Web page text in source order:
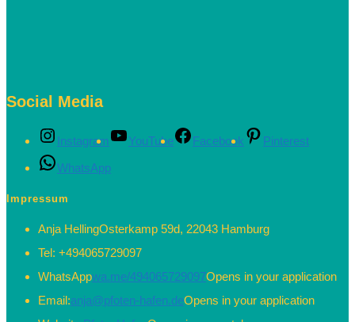
Social Media
Instagram YouTube Facebook
Pinterest
WhatsApp
Impressum
Anja HellingOsterkamp 59d, 22043 Hamburg
Tel: +494065729097
WhatsAppwa.me/494065729097Opens in your application
Email:anja@pfoten-hafen.deOpens in your application